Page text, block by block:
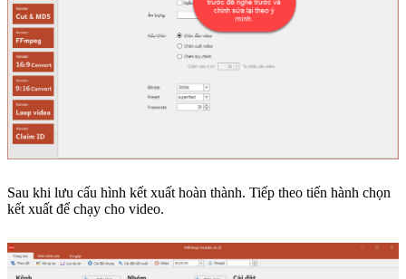
Sau khi lưu cấu hình kết xuất hoàn thành. Tiếp theo tiến hành chọn
kết xuất để chạy cho video.